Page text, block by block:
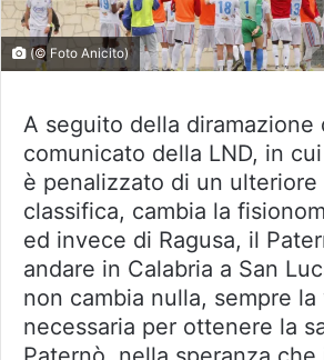
(© Foto Anicito)
A seguito della diramazione
comunicato della LND, in
è penalizzato di un
classifica, cambia la
ed invece di Ragusa, il
andare in Calabria a San
non cambia nulla, sempre la
necessaria per ottenere la